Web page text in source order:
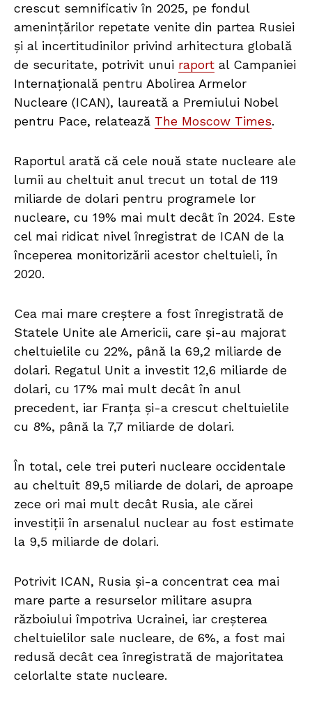
crescut semnificativ în 2025, pe fondul
amenințărilor repetate venite din partea Rusiei
și al incertitudinilor privind arhitectura globală
de securitate, potrivit unui raport al Campaniei
Internațională pentru Abolirea Armelor
Nucleare (ICAN), laureată a Premiului Nobel
pentru Pace, relatează The Moscow Times.
Raportul arată că cele nouă state nucleare ale
lumii au cheltuit anul trecut un total de 119
miliarde de dolari pentru programele lor
nucleare, cu 19% mai mult decât în 2024. Este
cel mai ridicat nivel înregistrat de ICAN de la
începerea monitorizării acestor cheltuieli, în
2020.
Cea mai mare creștere a fost înregistrată de
Statele Unite ale Americii, care și-au majorat
cheltuielile cu 22%, până la 69,2 miliarde de
dolari. Regatul Unit a investit 12,6 miliarde de
dolari, cu 17% mai mult decât în anul
precedent, iar Franța și-a crescut cheltuielile
cu 8%, până la 7,7 miliarde de dolari.
În total, cele trei puteri nucleare occidentale
au cheltuit 89,5 miliarde de dolari, de aproape
zece ori mai mult decât Rusia, ale cărei
investiții în arsenalul nuclear au fost estimate
la 9,5 miliarde de dolari.
Potrivit ICAN, Rusia și-a concentrat cea mai
mare parte a resurselor militare asupra
războiului împotriva Ucrainei, iar creșterea
cheltuielilor sale nucleare, de 6%, a fost mai
redusă decât cea înregistrată de majoritatea
celorlalte state nucleare.